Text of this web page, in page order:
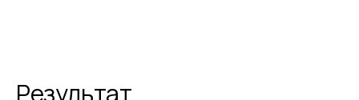
Результат